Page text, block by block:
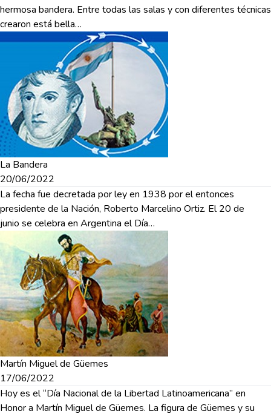
hermosa bandera. Entre todas las salas y con diferentes técnicas
crearon está bella…
La Bandera
20/06/2022
La fecha fue decretada por ley en 1938 por el entonces
presidente de la Nación, Roberto Marcelino Ortiz. El 20 de
junio se celebra en Argentina el Día…
Martín Miguel de Güemes
17/06/2022
Hoy es el “Día Nacional de la Libertad Latinoamericana” en
Honor a Martín Miguel de Güemes. La figura de Güemes y su